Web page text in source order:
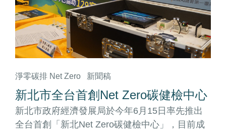
淨零碳排 Net Zero 新聞稿
新北市全台首創Net Zero碳健檢中心
新北市政府經濟發展局於今年6月15日率先推出
全台首創「新北Net Zero碳健檢中心」，目前成